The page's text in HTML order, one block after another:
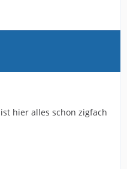
hier alles schon zigfach